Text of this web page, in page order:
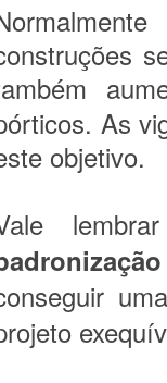
As
objetivo.